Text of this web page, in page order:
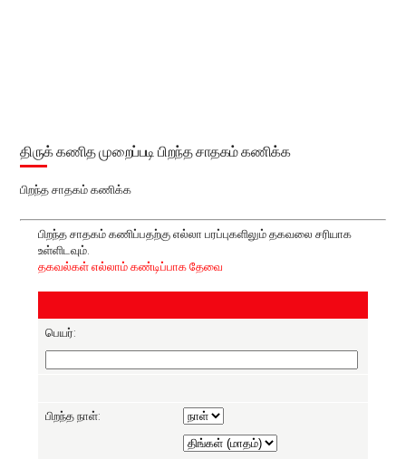
திருக் கணித முறைப்படி பிறந்த சாதகம் கணிக்க
பிறந்த சாதகம் கணிக்க
பிறந்த சாதகம் கணிப்பதற்கு எல்லா பரப்புகளிலும் தகவலை சரியாக
உள்ளிடவும்.
தகவல்கள் எல்லாம் கண்டிப்பாக தேவை
பெயர்:
பிறந்த நாள்: